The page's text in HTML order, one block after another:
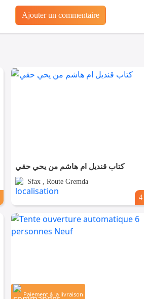
Ajouter un commentaire
كتاب قنديل ام هاشم من يحي حقي
Sfax , Route Gremda
4
Paiement à la livraison